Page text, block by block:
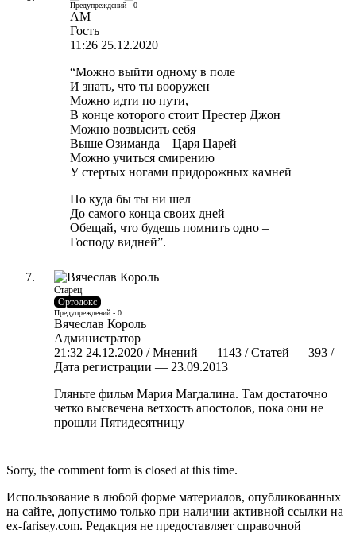
Предупреждений - 0
АМ
Гость
11:26 25.12.2020
“Можно выйти одному в поле
И знать, что ты вооружен
Можно идти по пути,
В конце которого стоит Престер Джон
Можно возвысить себя
Выше Озиманда – Царя Царей
Можно учиться смирению
У стертых ногами придорожных камней
Но куда бы ты ни шел
До самого конца своих дней
Обещай, что будешь помнить одно –
Господу видней”.
Старец
Ортодокс
Предупреждений - 0
Вячеслав Король
Администратор
21:32 24.12.2020 / Мнений — 1143 / Статей — 393 /
Дата регистрации — 23.09.2013
Гляньте фильм Мария Магдалина. Там достаточно
четко высвечена ветхость апостолов, пока они не
прошли Пятидесятницу
Sorry, the comment form is closed at this time.
Использование в любой форме материалов, опубликованных
на сайте, допустимо только при наличии активной ссылки на
ex-farisey.com. Редакция не предоставляет справочной